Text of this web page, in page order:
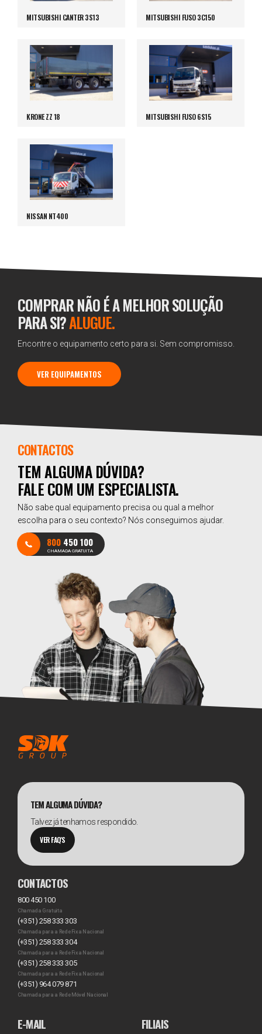
MITSUBISHI CANTER 3S13 MITSUBISHI FUSO 3C150
KRONE ZZ 18 MITSUBISHI FUSO 6S15
NISSAN NT400
COMPRAR NÃO É A MELHOR SOLUÇÃO
PARA SI?ALUGUE.
Encontre o equipamento certo para si. Sem compromisso.
VER EQUIPAMENTOS
CONTACTOS
TEM ALGUMA DÚVIDA?
FALE COM UM ESPECIALISTA.
Não sabe qual equipamento precisa ou qual a melhor
escolha para o seu contexto? Nós conseguimos ajudar.
800 450 100
CHAMADA GRATUITA
TEM ALGUMA DÚVIDA?
Talvez já tenhamos respondido.
VER FAQ'S
CONTACTOS
800 450 100
Chamada Gratuita
(+351) 258 333 303
Chamada para a Rede Fixa Nacional
(+351) 258 333 304
Chamada para a Rede Fixa Nacional
(+351) 258 333 305
Chamada para a Rede Fixa Nacional
(+351) 964 079 871
Chamada para a Rede Móvel Nacional
E-MAIL FILIAIS